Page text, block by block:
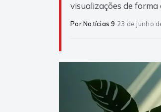
visualizações de forma
Por Notícias 9·23 de junho